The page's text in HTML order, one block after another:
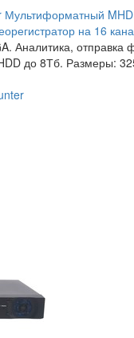
Мультиформатный
на 16
Аналитика, отправка
до 8Тб. Размеры: